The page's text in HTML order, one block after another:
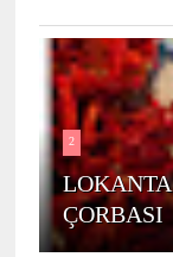
2
ÇORBASI